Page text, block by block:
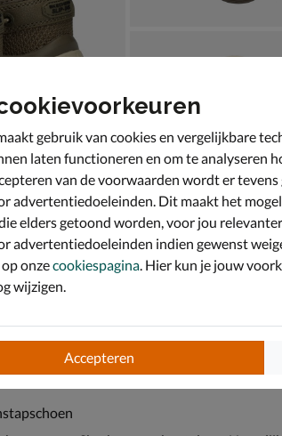
Fit Crosser
gebruik van cookies en vergelijkbare
laten functioneren en om te analyseren
van de voorwaarden wordt er tevens
advertentiedoeleinden. Dit maakt het
elders getoond worden, voor jou
advertentiedoeleinden indien gewenst
onzecookiespagina. Hier kun je jouw
wijzigen.
Accepteren